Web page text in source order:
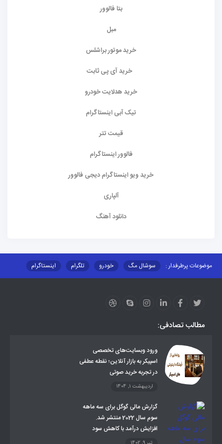
بتا فالوور
مبل
خرید موتور براشلس
خرید آی پی ثابت
خرید هدلایت خودرو
تیک آبی اینستاگرام
قیمت تتر
فالوور اینستاگرام
خرید ویو اینستاگرام دیجی فالوور
آلپاری
دانلود آهنگ
موضوعات پرطرفدار : سوشال مگ خودرو تلگرام
اینستاگرام
مطالب تصادفی:
ورود وبسایت‌های تخصصی
اسپیکر به بازار آنلاین؛ نقطه عطفی
در تجربه خرید صوتی
اردیبهشت 1, 1404
گزارش مالی گوگل برای سه ماهه
سوم سال 2022 منتشر شد.
افزایش درآمد با کاهش سود